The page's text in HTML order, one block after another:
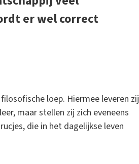
er wel correct
loep. Hiermee leveren zij
maar stellen zij zich eveneens
die in het dagelijkse leven